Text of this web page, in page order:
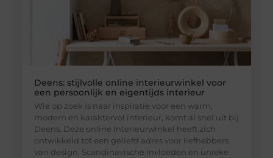
Deens: stijlvolle online interieurwinkel voor
een persoonlijk en eigentijds interieur
Wie op zoek is naar inspiratie voor een warm,
modern en karaktervol interieur, komt al snel uit bij
Deens. Deze online interieurwinkel heeft zich
ontwikkeld tot een geliefd adres voor liefhebbers
van design, Scandinavische invloeden en unieke